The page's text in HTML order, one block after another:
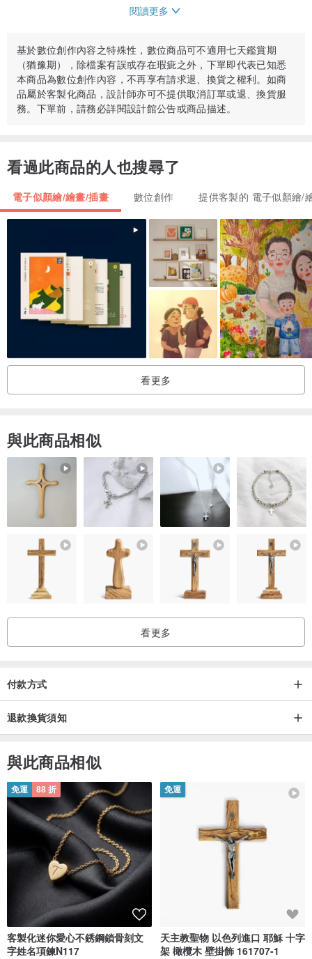
-Clear frontal photos of facial features and hairstyles
- Both full body and half body are available
-1-2 main photos
Cannot be cancelled or refunded after the order.
social networks, print postcards, as well as on canvas or paper to
use it in your interior or give it to your loved ones.
閱讀更多
基於數位創作內容之特殊性，數位商品可不適用七天鑑賞期
（猶豫期），除檔案有誤或存在瑕疵之外，下單即代表已知悉
本商品為數位創作內容，不再享有請求退、換貨之權利。如商
品屬於客製化商品，設計師亦可不提供取消訂單或退、換貨服
務。下單前，請務必詳閱設計館公告或商品描述。
看過此商品的人也搜尋了
電子似顏繪/繪畫/插畫 數位創作 提供客製的 電子似顏繪/
看更多
與此商品相似
看更多
付款方式
退款換貨須知
與此商品相似
免運 88 折
客製化迷你愛心不銹鋼鎖骨刻文
字姓名項鍊N117
免運
天主教聖物 以色列進口 耶穌 十字
架 橄欖木 壁掛飾 161707-1